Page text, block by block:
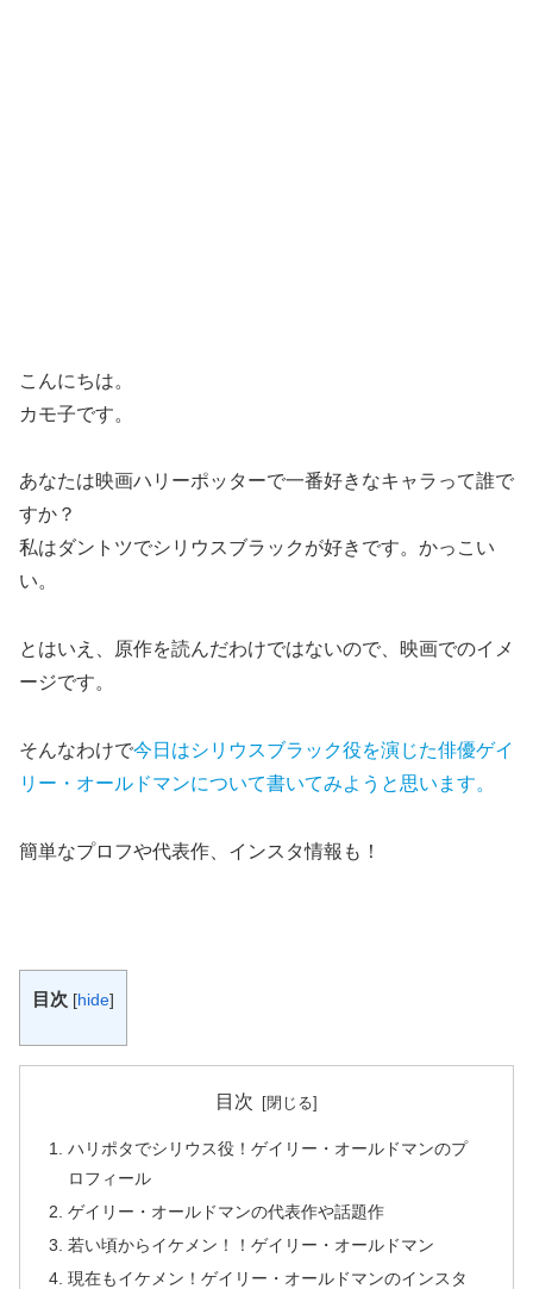
こんにちは。
カモ子です。
あなたは映画ハリーポッターで一番好きなキャラって誰で
すか？
私はダントツでシリウスブラックが好きです。 かっこい
い。
とはいえ、原作を読んだわけではないので、映画でのイメ
ージです。
そんなわけで今日はシリウスブラック役を演じた俳優ゲイ
リー・オールドマンについて書いてみようと思います。
簡単なプロフや代表作、インスタ情報も！
目次 [hide]
目次
ハリポタでシリウス役！ゲイリー・オールドマンのプ
ロフィール
ゲイリー・オールドマンの代表作や話題作
若い頃からイケメン！！ゲイリー・オールドマン
現在もイケメン！ゲイリー・オールドマンのインスタ